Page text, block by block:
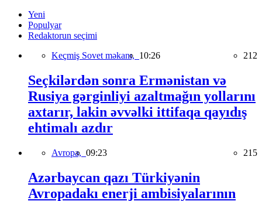
Yeni
Populyar
Redaktorun seçimi
Keçmiş Sovet məkanı, 10:26 212
Seçkilərdən sonra Ermənistan və
Rusiya gərginliyi azaltmağın yollarını
axtarır, lakin əvvəlki ittifaqa qayıdış
ehtimalı azdır
Avropa, 09:23 215
Azərbaycan qazı Türkiyənin
Avropadakı enerji ambisiyalarının